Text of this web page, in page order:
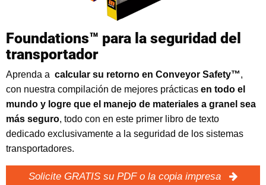
Foundations™ para la seguridad del
transportador
Aprenda a calcular su retorno en Conveyor Safety™,
con nuestra compilación de mejores prácticas en todo el
mundo y logre que el manejo de materiales a granel sea
más seguro, todo con en este primer libro de texto
dedicado exclusivamente a la seguridad de los sistemas
transportadores.
Solicite GRATIS su PDF o la copia impresa